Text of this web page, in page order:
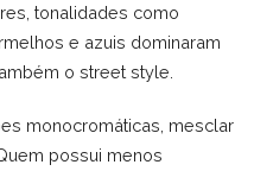
tonalidades como
e azuis dominaram
o street style.
monocromáticas, mesclar
possui menos